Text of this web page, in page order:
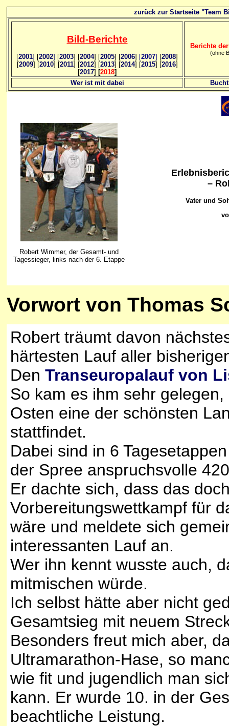
zurück zur Startseite "Team
Bild-Berichte
[2001] [2002] [2003] [2004] [2005] [2006] [2007] [2008]
[2009] [2010] [2011] [2012] [2013] [2014] [2015] [2016]
[2017] [2018]
Berichte
(ohne
Wer ist mit dabei
Robert Wimmer, der Gesamt- und
Tagessieger, links nach der 6. Etappe
–
Vater und
Vorwort von Thomas
Robert träumt davon
härtesten Lauf aller
Den Transeuropalauf von
So kam es ihm sehr
Osten eine der schönsten
stattfindet.
Dabei sind in 6
der Spree anspruchsvolle
Er dachte sich, dass das
Vorbereitungswettkampf für
wäre und meldete sich
interessanten Lauf an.
Wer ihn kennt wusste auch,
mitmischen würde.
Ich selbst hätte aber nicht
Gesamtsieg mit neuem
Besonders freut mich aber,
Ultramarathon-Hase, so
wie fit und jugendlich man
kann. Er wurde 10. in der
beachtliche Leistung.